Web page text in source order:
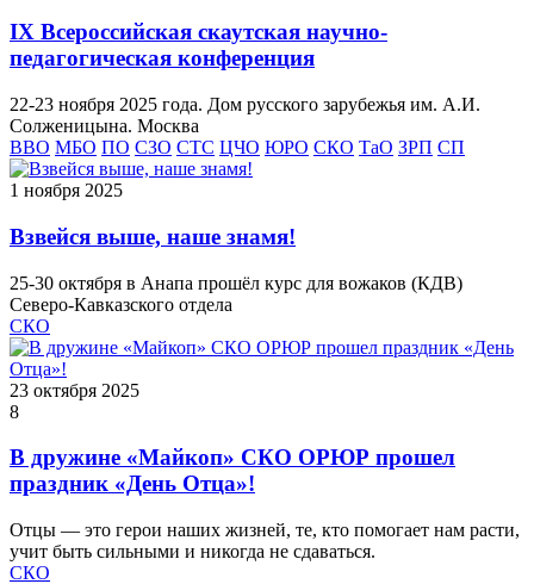
IX Всероссийская скаутская научно-
педагогическая конференция
22-23 ноября 2025 года. Дом русского зарубежья им. А.И.
Солженицына. Москва
ВВО МБО ПО СЗО СТС ЦЧО ЮРО СКО ТаО ЗРП СП
1 ноября 2025
Взвейся выше, наше знамя!
25-30 октября в Анапа прошёл курс для вожаков (КДВ)
Северо-Кавказского отдела
СКО
23 октября 2025
8
В дружине «Майкоп» СКО ОРЮР прошел
праздник «День Отца»!
Отцы — это герои наших жизней, те, кто помогает нам расти,
учит быть сильными и никогда не сдаваться.
СКО